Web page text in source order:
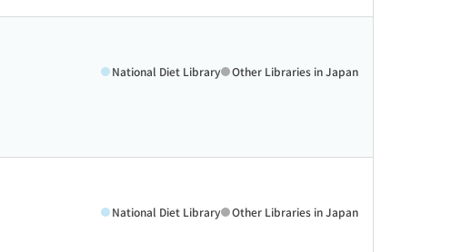
National Diet Library Other Libraries in Japan
National Diet Library Other Libraries in Japan